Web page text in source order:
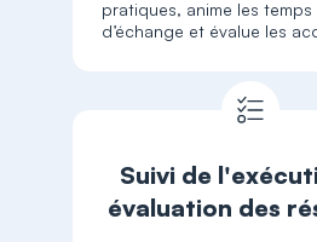
pratiques, anime les temps
d’échange et évalue les
Suivi de
évaluation des